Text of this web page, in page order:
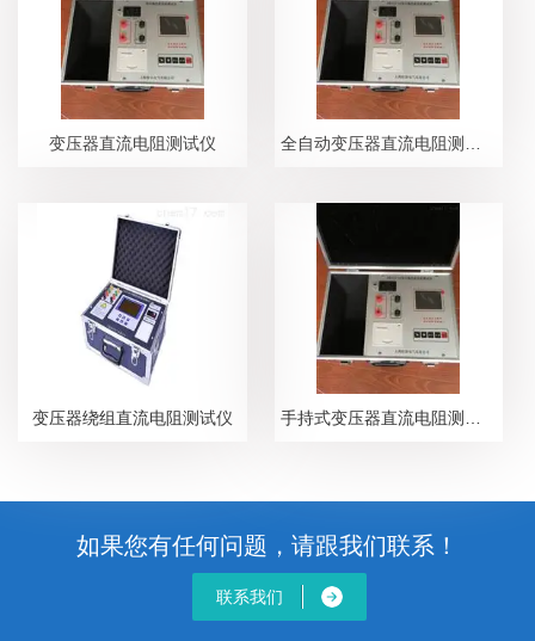
变压器直流电阻测试仪
变压器绕组直流电阻测试仪
如果您有任何问题，请跟我们联系！
联系我们